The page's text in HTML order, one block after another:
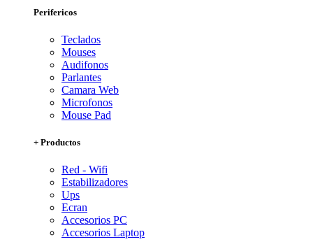
Perifericos
Teclados
Mouses
Audifonos
Parlantes
Camara Web
Microfonos
Mouse Pad
+ Productos
Red - Wifi
Estabilizadores
Ups
Ecran
Accesorios PC
Accesorios Laptop